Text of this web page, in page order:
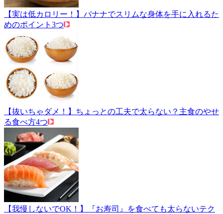
【実は低カロリー！】バナナでスリムな身体を手に入れるた
めのポイント3つ
【抜いちゃダメ！】ちょっとの工夫で太らない？主食のやせ
る食べ方4つ
【我慢しないでOK！】『お寿司』を食べても太らないテク